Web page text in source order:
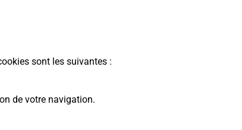
sont les suivantes :
de votre navigation.